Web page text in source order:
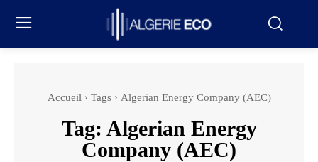
Accueil Tags Algerian Energy Company (AEC)
Tag: Algerian Energy
Company (AEC)